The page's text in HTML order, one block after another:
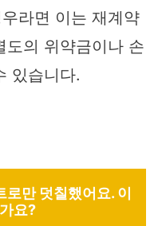
라면 이는 재계약
도의 위약금이나 손
있습니다.
만 덧칠했어요. 이
요?